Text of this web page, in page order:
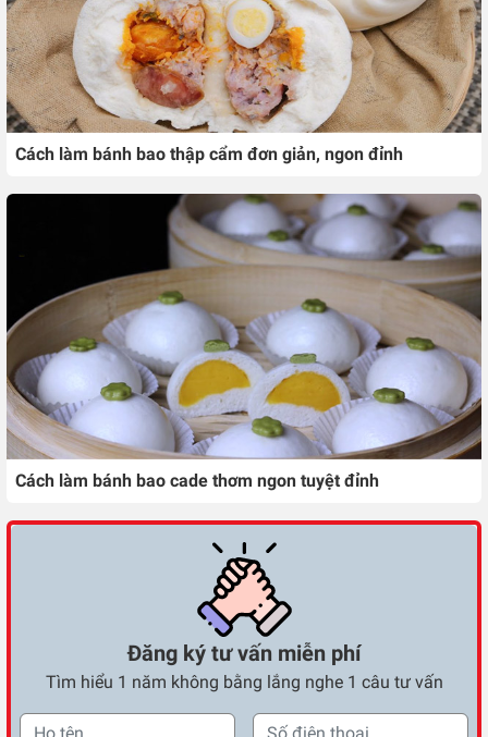
Cách làm bánh bao thập cẩm đơn giản, ngon đỉnh
Cách làm bánh bao cade thơm ngon tuyệt đỉnh
Đăng ký tư vấn miễn phí
Tìm hiểu 1 năm không bằng lắng nghe 1 câu tư vấn